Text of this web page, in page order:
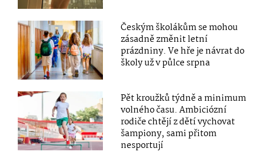
Českým školákům se mohou
zásadně změnit letní
prázdniny. Ve hře je návrat do
školy už v půlce srpna
Pět kroužků týdně a minimum
volného času. Ambiciózní
rodiče chtějí z dětí vychovat
šampiony, sami přitom
nesportují